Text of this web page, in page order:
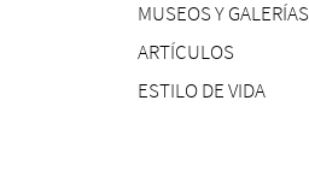
MUSEOS Y GALERÍAS
ARTÍCULOS
ESTILO DE VIDA